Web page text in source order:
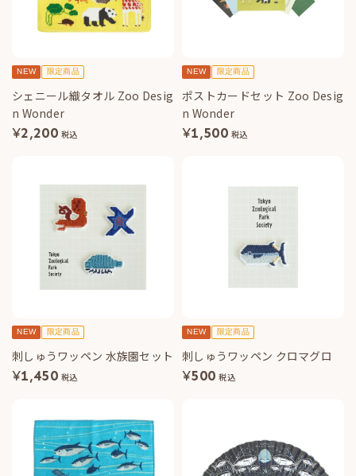
NEW 限定商品
シェニール織タオル Zoo Desig
n Wonder
¥2,200 税込
NEW 限定商品
ポストカードセット Zoo Desig
n Wonder
¥1,500 税込
NEW 限定商品
刺しゅうワッペン 水族園セット
¥1,450 税込
NEW 限定商品
刺しゅうワッペン クロマグロ
¥500 税込